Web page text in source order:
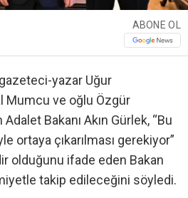
ABONE OL
yazar Uğur
Mumcu ve oğlu Özgür
Bakanı Akın Gürlek, “Bu
ortaya çıkarılması gerekiyor”
olduğunu ifade eden Bakan
takip edileceğini söyledi.